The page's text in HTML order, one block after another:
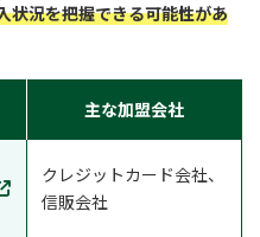
状況を把握できる可能性があ
主な加盟会社
クレジットカード会社、
信販会社